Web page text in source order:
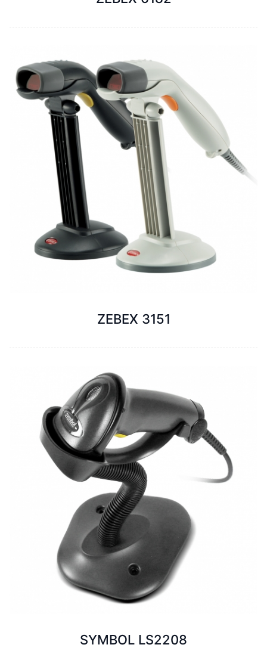
ZEBEX 3151
SYMBOL LS2208